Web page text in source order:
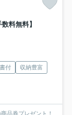
数料無料】
付
収納豊富
品券プレゼント！